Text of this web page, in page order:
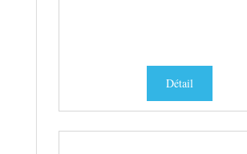
Détail